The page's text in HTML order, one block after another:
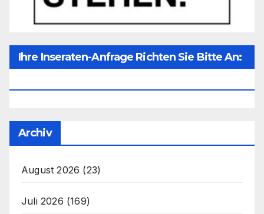
Ihre Inseraten-Anfrage Richten Sie Bitte An:
Archiv
August 2026 (23)
Juli 2026 (169)